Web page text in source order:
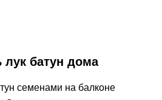
лук батун дома
семенами на балконе